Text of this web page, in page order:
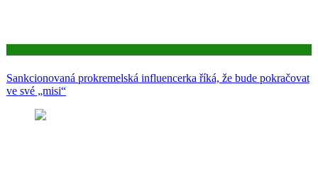
Sankcionovaná prokremelská influencerka říká, že bude pokračovat
ve své „misi“